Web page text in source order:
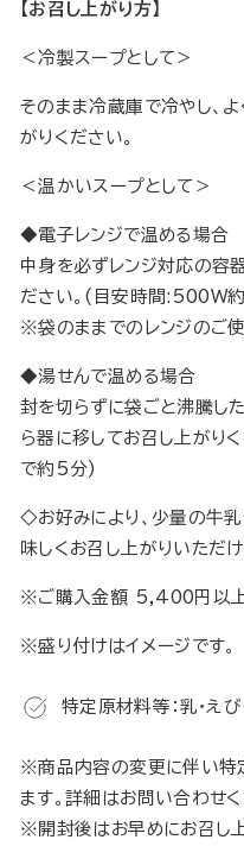
【お召し上がり方】
＜冷製スープとして＞
そのまま冷蔵庫で冷やし、
がりください。
＜温かいスープとして＞
◆電子レンジで温める場合
中身を必ずレンジ対応の容
ださい。(目安時間:500W
※袋のままでのレンジのご
◆湯せんで温める場合
封を切らずに袋ごと沸騰し
ら器に移してお召し上がり
で約5分)
◇お好みにより、少量の牛乳
味しくお召し上がりいただけ
※ご購入金額 5,400円以上
※盛り付けはイメージです。
特定原材料等：乳・えび
※商品内容の変更に伴い特
ます。詳細はお問い合わせく
※開封後はお早めにお召し上